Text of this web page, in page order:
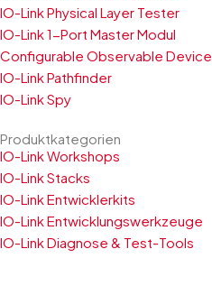
IO-Link Physical Layer Tester
IO-Link 1-Port Master Modul
Configurable Observable Device
IO-Link Pathfinder
IO-Link Spy
Produktkategorien
IO-Link Workshops
IO-Link Stacks
IO-Link Entwicklerkits
IO-Link Entwicklungswerkzeuge
IO-Link Diagnose & Test-Tools